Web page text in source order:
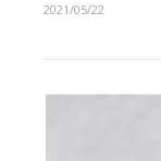
2021/05/22